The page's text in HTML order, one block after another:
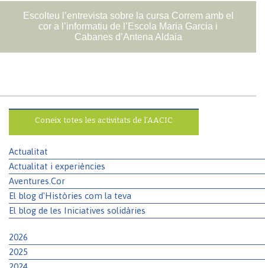
Escolteu l’entrevista sobre la cursa Correm amb el
cor a l’informatiu de l’Escola Maria Garcia i
Cabanes d’Antena Aldaia
Coneix totes les activitats de l’AACIC
Actualitat
Actualitat i experiències
Aventures.Cor
El blog d'Històries com la teva
El blog de les Iniciatives solidàries
2026
2025